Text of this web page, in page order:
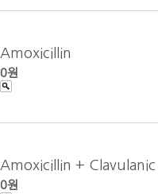
Amoxicillin
0원
Amoxicillin + Clavulanic
0원